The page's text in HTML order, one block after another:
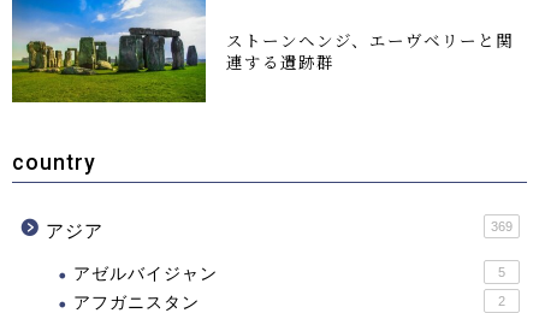
ストーンヘンジ、エーヴベリーと関
連する遺跡群
country
アジア 369
アゼルバイジャン 5
アフガニスタン 2